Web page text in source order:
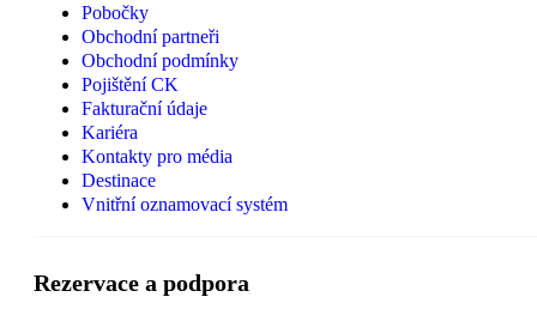
Pobočky
Obchodní partneři
Obchodní podmínky
Pojištění CK
Fakturační údaje
Kariéra
Kontakty pro média
Destinace
Vnitřní oznamovací systém
Rezervace a podpora